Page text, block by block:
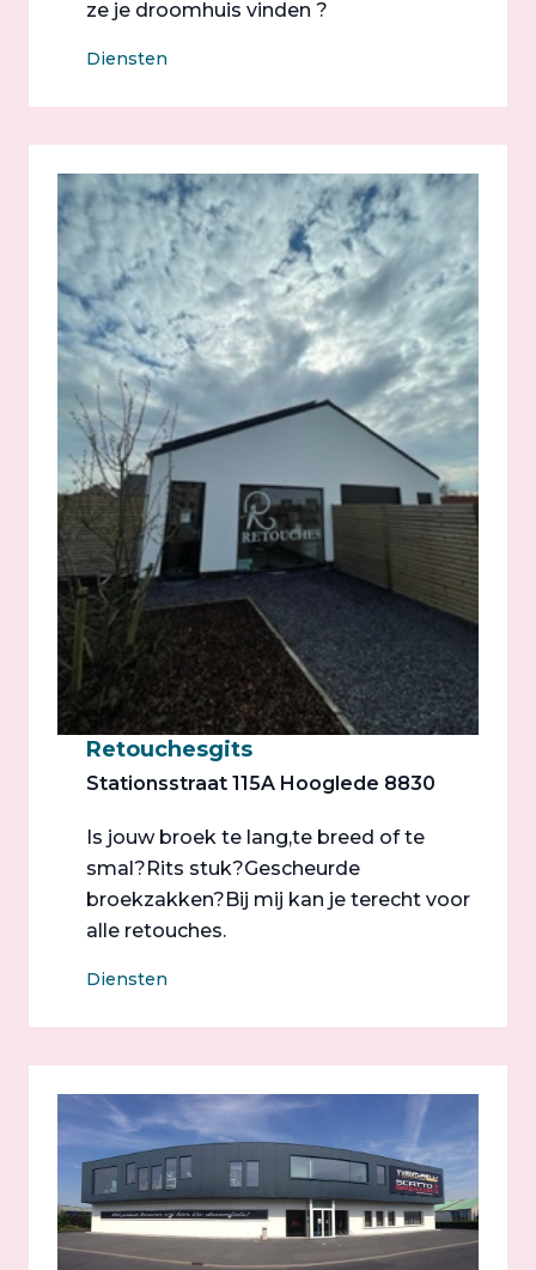
ze je droomhuis vinden ?
Diensten
Retouchesgits
Stationsstraat 115A Hooglede 8830
Is jouw broek te lang,te breed of te
smal?Rits stuk?Gescheurde
broekzakken?Bij mij kan je terecht voor
alle retouches.
Diensten